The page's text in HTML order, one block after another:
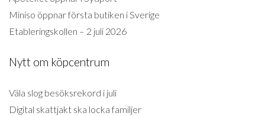
Miniso öppnar första butiken i Sverige
Etableringskollen – 2 juli 2026
Nytt om köpcentrum
Väla slog besöksrekord i juli
Digital skattjakt ska locka familjer